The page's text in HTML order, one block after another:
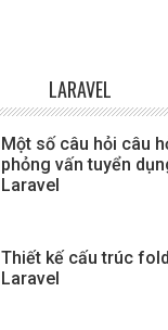
LARAVEL
Một số câu hỏi câu
phỏng vấn tuyển
Laravel
Thiết kế cấu trúc
Laravel